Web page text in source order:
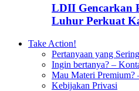
LDII Gencarkan
Luhur Perkuat
Take Action!
Pertanyaan yang
Ingin bertanya? –
Mau Materi Premium?
Kebijakan Privasi